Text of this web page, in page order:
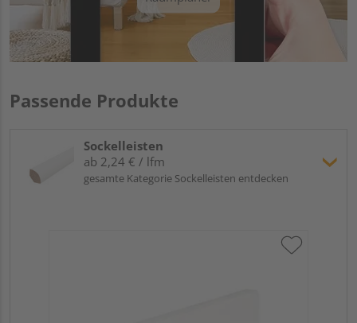
Passende Produkte
Sockelleisten
ab 2,24 € / lfm
gesamte Kategorie Sockelleisten entdecken